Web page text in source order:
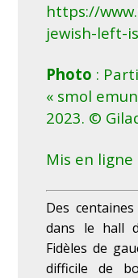
https://
jewish-left-
Photo :
« smol
2023. ©
Mis en ligne
Des
dans le hall
Fidèles de
difficile de